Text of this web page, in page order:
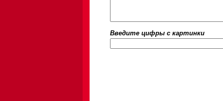
Введите цифры c картинки